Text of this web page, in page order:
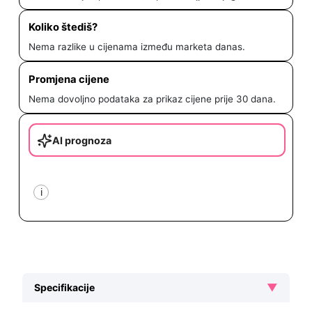
Koliko štediš?
Nema razlike u cijenama između marketa danas.
Promjena cijene
Nema dovoljno podataka za prikaz cijene prije 30 dana.
AI prognoza
i
Specifikacije ▼